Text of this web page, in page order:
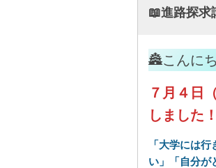
📖進路探求
🏯こんに
７月４日
しました！
「大学には
い」「自分が